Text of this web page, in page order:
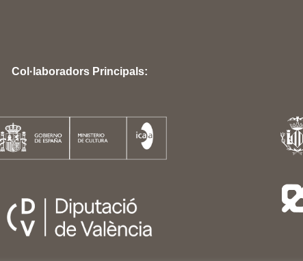
Col·laboradors Principals: